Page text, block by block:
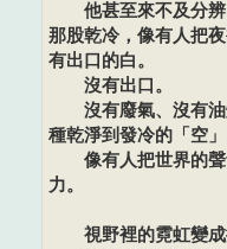
他甚至來不及分辨
那股乾冷，像有人把
有出口的白。
沒有出口。
沒有廢氣、沒有油
種乾淨到發冷的「空」
像有人把世界的聲
力。
視野裡的霓虹變成